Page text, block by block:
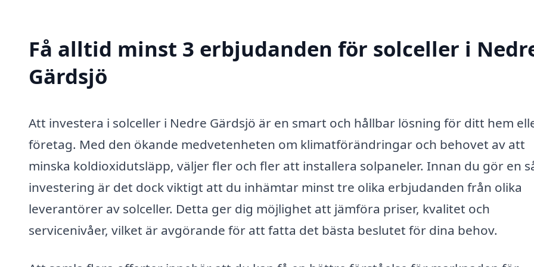
Få alltid minst 3 erbjudanden för solceller i
Gärdsjö
Att investera i solceller i Nedre Gärdsjö är en smart och hållbar lösning för ditt hem
företag. Med den ökande medvetenheten om klimatförändringar och behovet av att
minska koldioxidutsläpp, väljer fler och fler att installera solpaneler. Innan du gör en
investering är det dock viktigt att du inhämtar minst tre olika erbjudanden från olika
leverantörer av solceller. Detta ger dig möjlighet att jämföra priser, kvalitet och
servicenivåer, vilket är avgörande för att fatta det bästa beslutet för dina behov.